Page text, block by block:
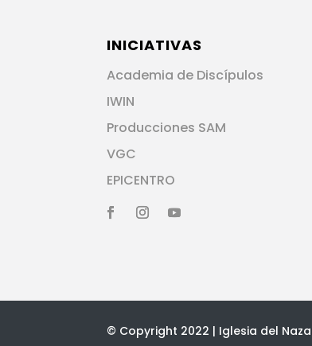
INICIATIVAS
Academia de Discípulos
IWIN
Producciones SAM
VGC
EPICENTRO
© Copyright 2022 | Iglesia del